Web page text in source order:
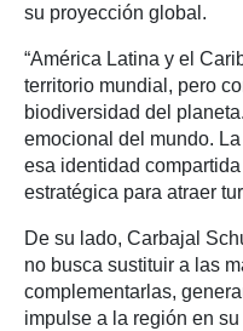
su proyección global.
“América Latina y el
territorio mundial, pero
biodiversidad del
emocional del mundo.
esa identidad
estratégica para atraer
De su lado, Carbajal
no busca sustituir a las
complementarlas,
impulse a la región en